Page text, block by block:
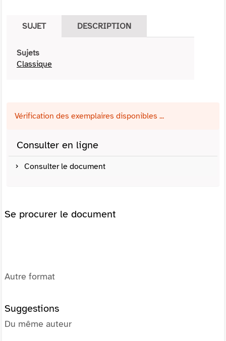
SUJET DESCRIPTION
Sujets
Classique
Vérification des exemplaires disponibles ...
Consulter en ligne
Consulter le document
Se procurer le document
Autre format
Suggestions
Du même auteur